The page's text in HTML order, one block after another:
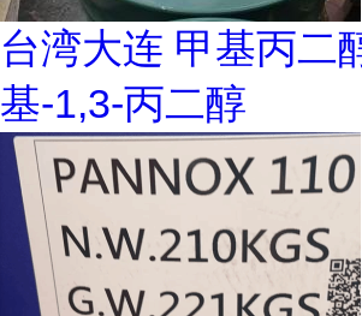
台湾大连 甲基丙二
基-1,3-丙二醇